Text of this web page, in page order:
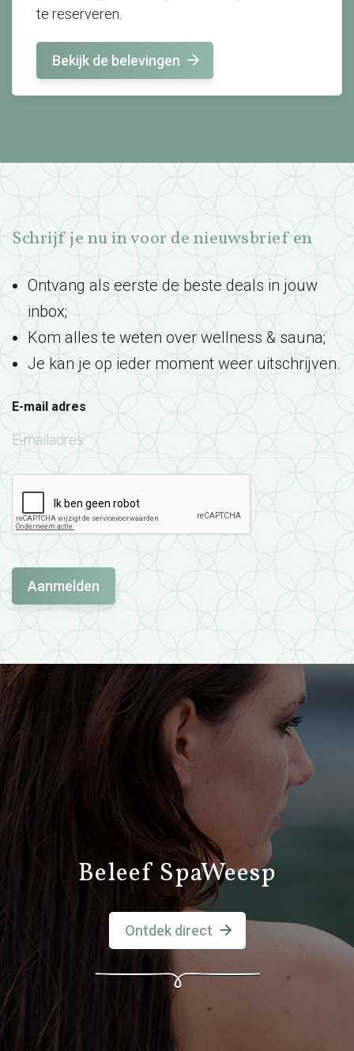
te reserveren.
Bekijk de belevingen
Schrijf je nu in voor de nieuwsbrief en
Ontvang als eerste de beste deals in jouw
inbox;
Kom alles te weten over wellness & sauna;
Je kan je op ieder moment weer uitschrijven.
E-mail adres
Beleef SpaWeesp
Ontdek direct